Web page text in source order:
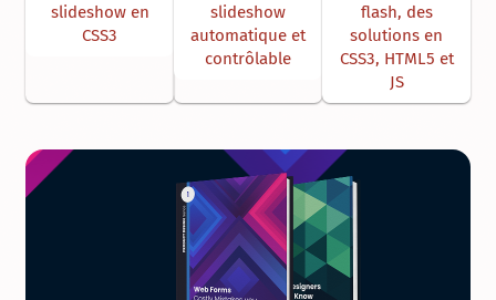
slideshow en
CSS3
slideshow
automatique et
contrôlable
flash, des
solutions en
CSS3, HTML5 et
JS